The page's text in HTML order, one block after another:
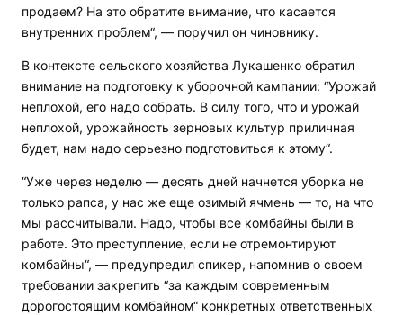
продаем? На это обратите внимание, что касается
внутренних проблем“, — поручил он чиновнику.
В контексте сельского хозяйства Лукашенко обратил
внимание на подготовку к уборочной кампании: “Урожай
неплохой, его надо собрать. В силу того, что и урожай
неплохой, урожайность зерновых культур приличная
будет, нам надо серьезно подготовиться к этому“.
“Уже через неделю — десять дней начнется уборка не
только рапса, у нас же еще озимый ячмень — то, на что
мы рассчитывали. Надо, чтобы все комбайны были в
работе. Это преступление, если не отремонтируют
комбайны“, — предупредил спикер, напомнив о своем
требовании закрепить “за каждым современным
дорогостоящим комбайном“ конкретных ответственных